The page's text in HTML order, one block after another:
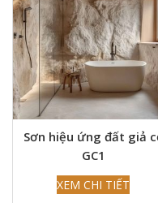
Sơn hiệu ứng đất giả
GC1
XEM CHI TIẾT